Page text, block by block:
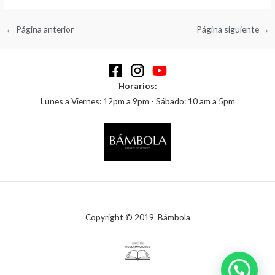
← Página anterior Página siguiente →
Horarios:
Lunes a Viernes: 12pm a 9pm - Sábado: 10 am a 5pm
Copyright © 2019 Bámbola